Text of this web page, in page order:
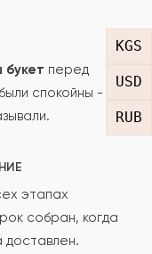
KGS
USD
RUB
перед
спокойны -
этапах
собран, когда
доставлен.